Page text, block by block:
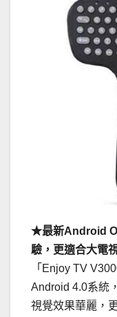
★最新Android
驗，更適合大電
「Enjoy TV
Android 4.0系統
視覺效果華麗，